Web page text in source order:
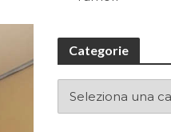
Categorie